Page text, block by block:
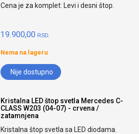
Cena je za komplet: Levi i desni štop.
19.900,00 RSD.
Nema na lageru
Nije dostupno
Kristalna LED štop svetla Mercedes C-
CLASS W203 (04-07) - crvena /
zatamnjena
Kristalna štop svetla sa LED diodama.